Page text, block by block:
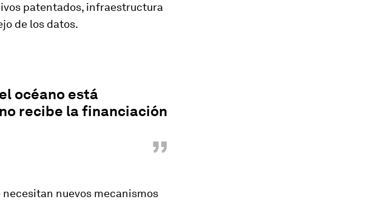
patentados, infraestructura
de los datos.
océano está
recibe la financiación
”
nuevos mecanismos